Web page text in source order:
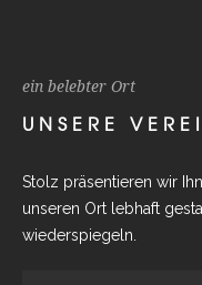
ein belebter Ort
UNSERE
Stolz präsentieren wir
unseren Ort lebhaft
wiederspiegeln.